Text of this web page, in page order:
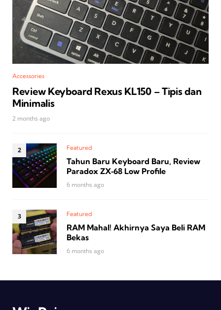
Accessories
Review Keyboard Rexus KL150 – Tipis dan
Minimalis
2 months ago
Featured
Tahun Baru Keyboard Baru, Review
Paradox ZX‑68 Low Profile
6 months ago
Featured
RAM Mahal! Akhirnya Saya Beli RAM
Bekas
6 months ago